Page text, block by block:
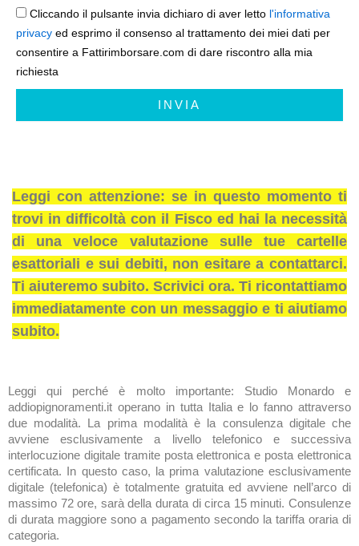
Cliccando il pulsante invia dichiaro di aver letto l'informativa
privacy ed esprimo il consenso al trattamento dei miei dati per
consentire a Fattirimborsare.com di dare riscontro alla mia
richiesta
INVIA
Leggi con attenzione: se in questo momento ti
trovi in difficoltà con il Fisco ed hai la necessità
di una veloce valutazione sulle tue cartelle
esattoriali e sui debiti, non esitare a contattarci.
Ti aiuteremo subito. Scrivici ora. Ti ricontattiamo
immediatamente con un messaggio e ti aiutiamo
subito.
Leggi qui perché è molto importante: Studio Monardo e
addiopignoramenti.it operano in tutta Italia e lo fanno attraverso
due modalità. La prima modalità è la consulenza digitale che
avviene esclusivamente a livello telefonico e successiva
interlocuzione digitale tramite posta elettronica e posta elettronica
certificata. In questo caso, la prima valutazione esclusivamente
digitale (telefonica) è totalmente gratuita ed avviene nell’arco di
massimo 72 ore, sarà della durata di circa 15 minuti. Consulenze
di durata maggiore sono a pagamento secondo la tariffa oraria di
categoria.